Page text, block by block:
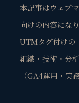
本記事はウェブ
向けの内容になり
UTMタグ付けの
組織・技術・分
（GA4運用・実